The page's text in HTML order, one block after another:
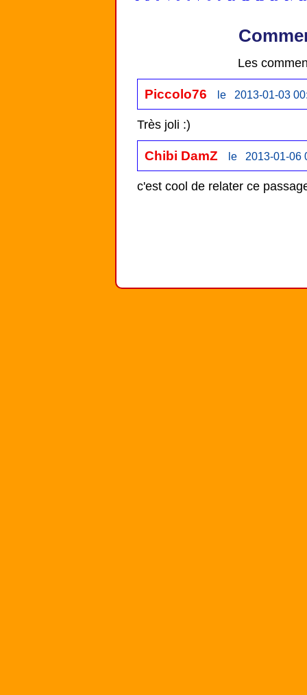
Les
Piccolo76 le 2013-01-03
Très joli :)
Chibi DamZ le 2013-01-06
c'est cool de relater ce